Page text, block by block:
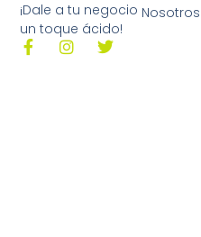
¡Dale a tu negocio
un toque ácido!
Nosotros